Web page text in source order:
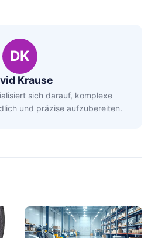
DK
Krause
sich darauf, komplexe
und präzise aufzubereiten.